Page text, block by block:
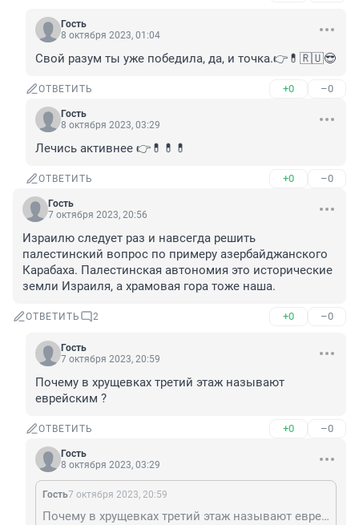
Гость
8 октября 2023, 01:04
Свой разум ты уже победила, да, и точка.👉💊🇷🇺😎
ОТВЕТИТЬ +0 –0
Гость
8 октября 2023, 03:29
Лечись активнее 👉💊💊💊
ОТВЕТИТЬ +0 –0
Гость
7 октября 2023, 20:56
Израилю следует раз и навсегда решить
палестинский вопрос по примеру азербайджанского
Карабаха. Палестинская автономия это исторические
земли Израиля, а храмовая гора тоже наша.
ОТВЕТИТЬ 2 +0 –0
Гость
7 октября 2023, 20:59
Почему в хрущевках третий этаж называют
еврейским ?
ОТВЕТИТЬ +0 –0
Гость
8 октября 2023, 03:29
Гость7 октября 2023, 20:59
Почему в хрущевках третий этаж называют еврейским ?